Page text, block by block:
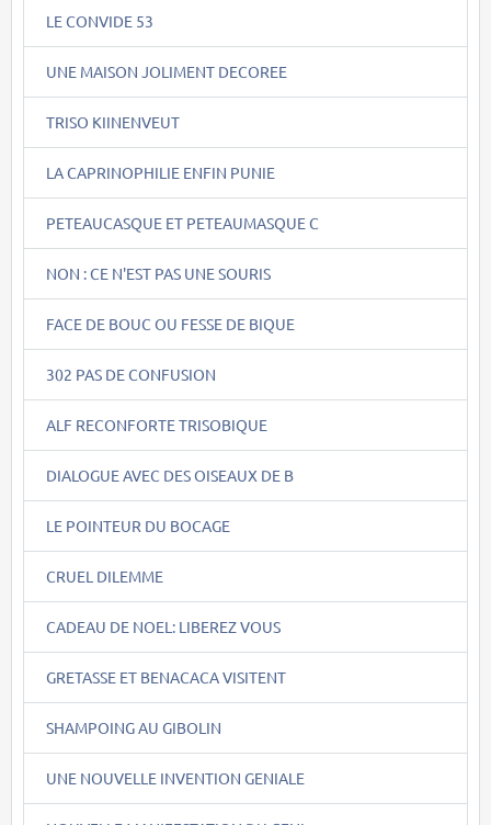
LE CONVIDE 53
UNE MAISON JOLIMENT DECOREE
TRISO KIINENVEUT
LA CAPRINOPHILIE ENFIN PUNIE
PETEAUCASQUE ET PETEAUMASQUE C
NON : CE N'EST PAS UNE SOURIS
FACE DE BOUC OU FESSE DE BIQUE
302 PAS DE CONFUSION
ALF RECONFORTE TRISOBIQUE
DIALOGUE AVEC DES OISEAUX DE B
LE POINTEUR DU BOCAGE
CRUEL DILEMME
CADEAU DE NOEL: LIBEREZ VOUS
GRETASSE ET BENACACA VISITENT
SHAMPOING AU GIBOLIN
UNE NOUVELLE INVENTION GENIALE